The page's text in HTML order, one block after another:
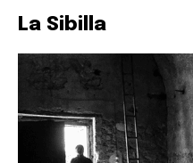
La Sibilla